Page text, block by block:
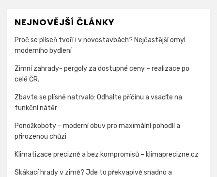
NEJNOVĚJŠÍ ČLÁNKY
Proč se plíseň tvoří i v novostavbách? Nejčastější omyl
moderního bydlení
Zimní zahrady- pergoly za dostupné ceny – realizace po
celé ČR.
Zbavte se plísně natrvalo: Odhalte příčinu a vsaďte na
funkční nátěr
Ponožkoboty – moderní obuv pro maximální pohodlí a
přirozenou chůzi
Klimatizace precizně a bez kompromisů – klimaprecizne.cz
Skákací hrady v zimě? Jde to překvapivě snadno a